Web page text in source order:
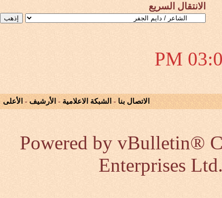
الانتقال السريع
03:08
الاتصال بنا - الشبكة الاعلامية - الأرشيف - الأعلى
Powered by vBulletin®
Enterprises